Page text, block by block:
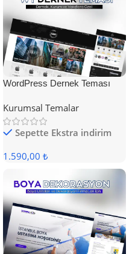
WordPress Dernek Teması
Kurumsal Temalar
Sepette Ekstra indirim
1.590,00 ₺